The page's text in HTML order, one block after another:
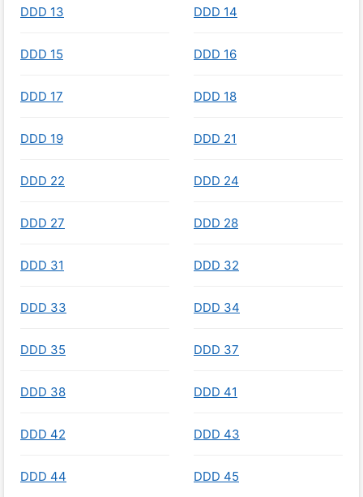
DDD 13 DDD 14
DDD 15 DDD 16
DDD 17 DDD 18
DDD 19 DDD 21
DDD 22 DDD 24
DDD 27 DDD 28
DDD 31 DDD 32
DDD 33 DDD 34
DDD 35 DDD 37
DDD 38 DDD 41
DDD 42 DDD 43
DDD 44 DDD 45